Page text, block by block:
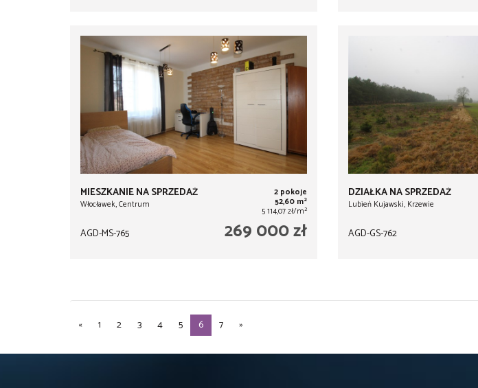
MIESZKANIE NA SPRZEDAŻ
Włocławek, Centrum
2 pokoje
52,60 m2
5 114,07 zł/m2
AGD-MS-765 269 000 zł
DZIAŁKA NA SPRZEDAŻ
Lubień Kujawski, Krzewie
AGD-GS-762
« 1 2 3 4 5 6 7 »